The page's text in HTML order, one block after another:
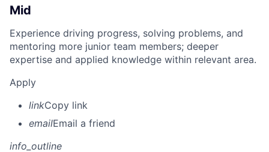
Mid
Experience driving progress, solving problems, and
mentoring more junior team members; deeper
expertise and applied knowledge within relevant area.
Apply
linkCopy link
emailEmail a friend
info_outline